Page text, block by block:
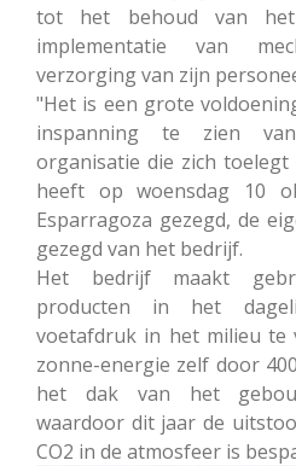
tot het behoud van
implementatie van
verzorging van zijn
"Het is een grote
inspanning te zien
organisatie die zich
heeft op woensdag 10
Esparragoza gezegd, de
gezegd van het bedrijf.
Het bedrijf maakt
producten in het
voetafdruk in het milieu te
zonne-energie zelf door
het dak van het
waardoor dit jaar de
CO2 in de atmosfeer is